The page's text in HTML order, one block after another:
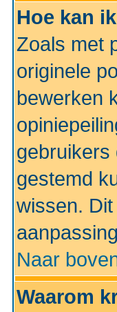
Hoe kan
Zoals met
originele
bewerken
gebruikers
gestemd
wissen.
Naar
Waarom